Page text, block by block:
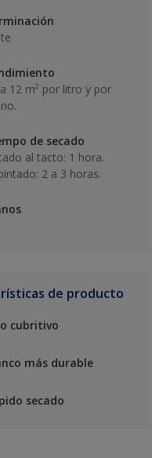
12 m² por litro y por
de secado
al tacto: 1 hora.
2 a 3 horas.
de producto
cubritivo
más durable
secado